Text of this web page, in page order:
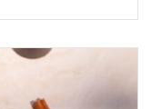
respect […]